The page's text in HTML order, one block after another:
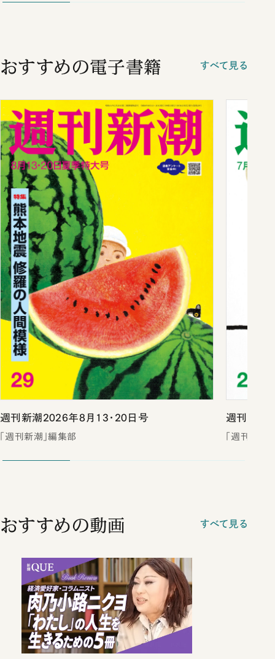
おすすめの電子書籍 すべて見る
週刊新潮2026年8月13・20日号
「週刊新潮」編集部
週刊新潮
「週刊新潮
おすすめの動画 すべて見る